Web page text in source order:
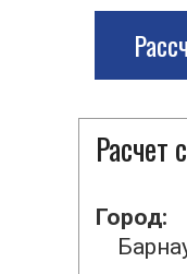
Расчет
Город: